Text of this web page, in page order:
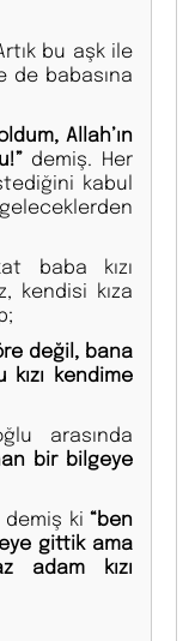
bu aşk ile
de babasına
Allah’ın
demiş. Her
kabul
baba kızı
kendisi kıza
değil, bana
kendime
arasında
bir bilgeye
demiş ki “ben
gittik ama
adam kızı